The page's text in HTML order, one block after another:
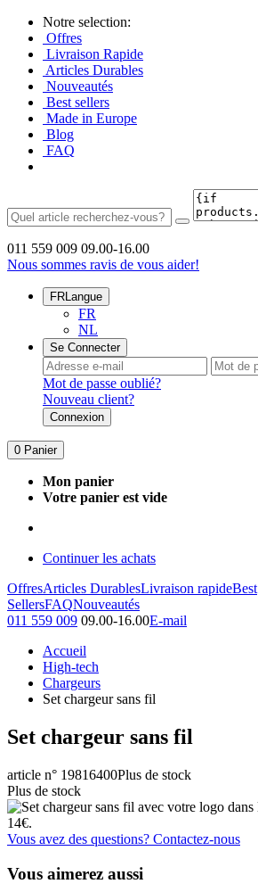
Notre selection:
Offres
Livraison Rapide
Articles Durables
Nouveautés
Best sellers
Made in Europe
Blog
FAQ
011 559 009 09.00-16.00
Nous sommes ravis de vous aider!
FRLangue
FR
NL
Se Connecter
Mot de passe oublié?
Nouveau client?
Connexion
0 Panier
Mon panier
Votre panier est vide
Continuer les achats
OffresArticles DurablesLivraison rapideBest
SellersFAQNouveautés
011 559 009 09.00-16.00E-mail
Accueil
High-tech
Chargeurs
Set chargeur sans fil
Set chargeur sans fil
article n° 19816400Plus de stock
Plus de stock
Vous avez des questions? Contactez-nous
Vous aimerez aussi